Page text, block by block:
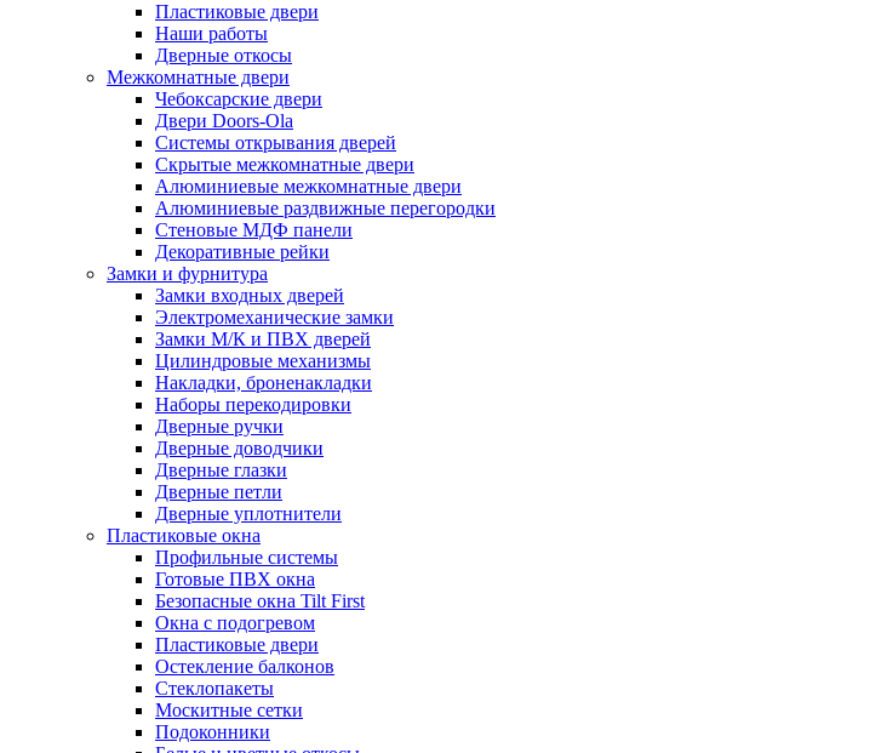
Пластиковые двери
Наши работы
Дверные откосы
Межкомнатные двери
Чебоксарские двери
Двери Doors-Ola
Системы открывания дверей
Скрытые межкомнатные двери
Алюминиевые межкомнатные двери
Алюминиевые раздвижные перегородки
Стеновые МДФ панели
Декоративные рейки
Замки и фурнитура
Замки входных дверей
Электромеханические замки
Замки М/К и ПВХ дверей
Цилиндровые механизмы
Накладки, броненакладки
Наборы перекодировки
Дверные ручки
Дверные доводчики
Дверные глазки
Дверные петли
Дверные уплотнители
Пластиковые окна
Профильные системы
Готовые ПВХ окна
Безопасные окна Tilt First
Окна с подогревом
Пластиковые двери
Остекление балконов
Стеклопакеты
Москитные сетки
Подоконники